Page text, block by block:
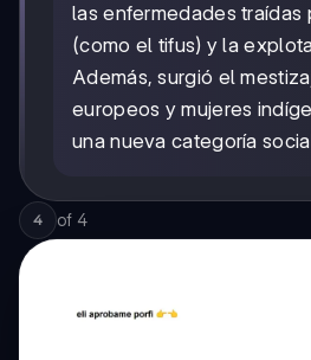
las enfermedades traídas
(como el tifus) y la
Además, surgió el
europeos y mujeres
una nueva categoría
4 of 4